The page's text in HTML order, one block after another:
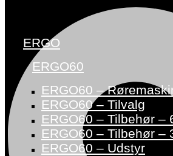
ERGO
ERGO60
ERGO60 –
ERGO60 – Tilvalg
ERGO60 – Tilbehør –
ERGO60 – Tilbehør –
ERGO60 – Udstyr